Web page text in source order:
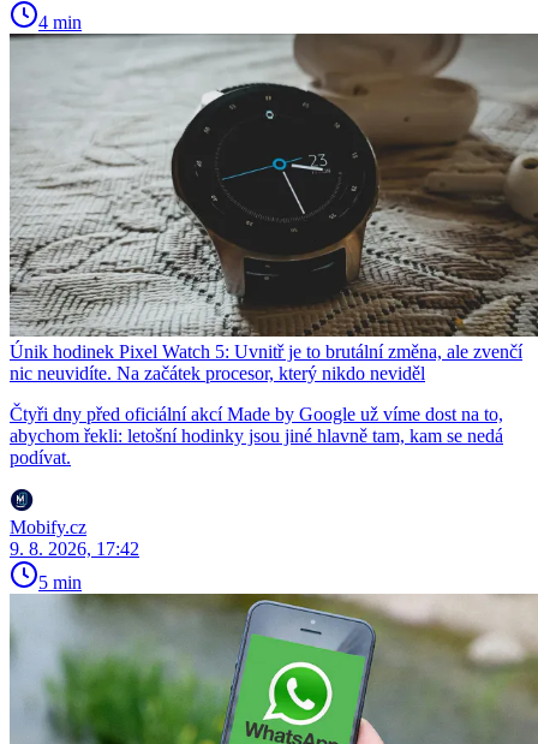
4 min
Únik hodinek Pixel Watch 5: Uvnitř je to brutální změna, ale zvenčí
nic neuvidíte. Na začátek procesor, který nikdo neviděl
Čtyři dny před oficiální akcí Made by Google už víme dost na to,
abychom řekli: letošní hodinky jsou jiné hlavně tam, kam se nedá
podívat.
Mobify.cz
9. 8. 2026, 17:42
5 min